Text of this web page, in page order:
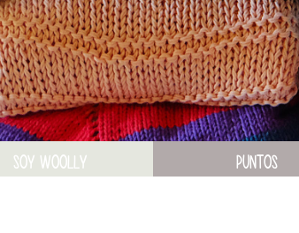
SOY WOOLLY PUNTOS